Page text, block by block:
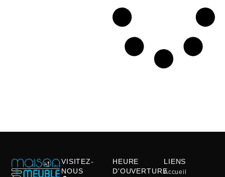
VISITEZ-
NOUS
HEURE
D'OUVERTURE
LIENS
Accueil